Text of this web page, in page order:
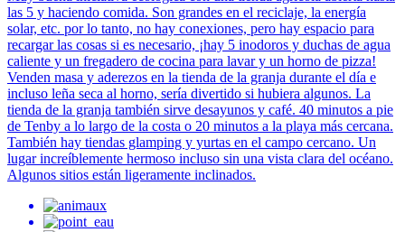
las 5 y haciendo comida. Son grandes en el reciclaje, la energía
solar, etc. por lo tanto, no hay conexiones, pero hay espacio para
recargar las cosas si es necesario, ¡hay 5 inodoros y duchas de agua
caliente y un fregadero de cocina para lavar y un horno de pizza!
Venden masa y aderezos en la tienda de la granja durante el día e
incluso leña seca al horno, sería divertido si hubiera algunos. La
tienda de la granja también sirve desayunos y café. 40 minutos a pie
de Tenby a lo largo de la costa o 20 minutos a la playa más cercana.
También hay tiendas glamping y yurtas en el campo cercano. Un
lugar increíblemente hermoso incluso sin una vista clara del océano.
Algunos sitios están ligeramente inclinados.